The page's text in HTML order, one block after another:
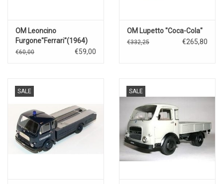
OM Leoncino
Furgone"Ferrari"(1964)
€60,00 €59,00
OM Lupetto "Coca-Cola"
€332,25 €265,80
SALE SALE